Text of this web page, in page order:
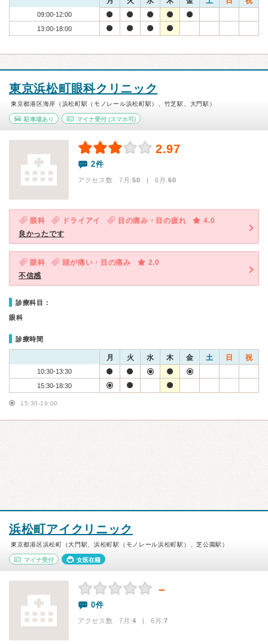
09:00-12:00
13:00-18:00
東京浜松町眼科クリニック
東京都港区海岸（浜松町駅（モノレール浜松町駅）、竹芝駅、大門駅）
駐車場あり マイナ受付(スマホ可)
2.97
2件
アクセス数 7月:50 | 6月:60
眼科 ドライアイ 目の痛み・目の疲れ
4.0
良かったです
眼科 頭が痛い・目の痛み
2.0
不信感
診療科目：
眼科
診療時間
月 火 水 木 金 土 日 祝
10:30-13:30
15:30-18:30
15:30-19:00
浜松町アイクリニック
東京都港区浜松町（大門駅、浜松町駅（モノレール浜松町駅）、芝公園駅）
マイナ受付 女医在籍
－
0件
アクセス数 7月:4 | 6月:7